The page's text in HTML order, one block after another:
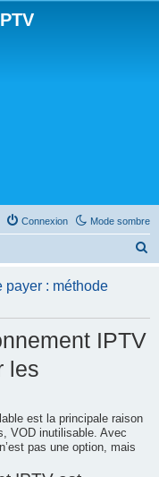
Mode sombre
Connexion
payer : méthode
IPTV
les
est la principale raison
VOD inutilisable. Avec
pas une option, mais